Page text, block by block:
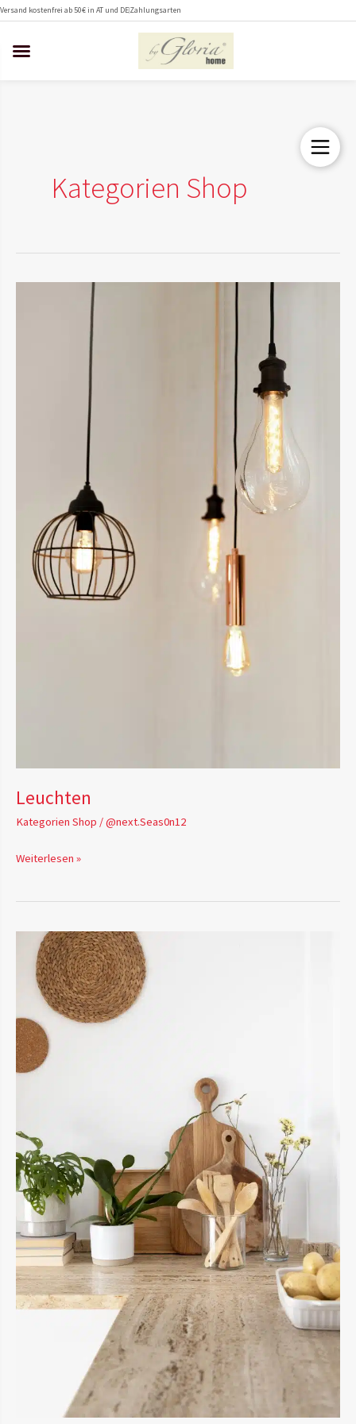
Zum
springen
Versand kostenfrei ab 50€ in AT und DEZahlungsarten
Kategorien Shop
Leuchten
Kategorien Shop /@next.Seas0n12
Weiterlesen »
Küche